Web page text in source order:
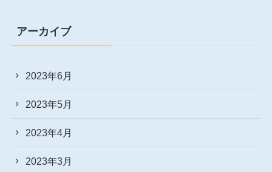
アーカイブ
2023年6月
2023年5月
2023年4月
2023年3月